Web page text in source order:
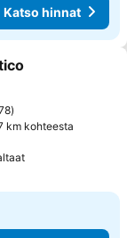
Katso hinnat
km kohteesta
Katso hinnat